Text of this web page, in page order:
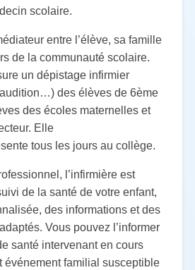
scolaire.
entre l’élève, sa famille
de la communauté scolaire.
un dépistage infirmier
des élèves de 6ème
des écoles maternelles et
Elle
tous les jours au collège.
l’infirmière est
de la santé de votre enfant,
des informations et des
Vous pouvez l’informer
santé intervenant en cours
événement familial susceptible